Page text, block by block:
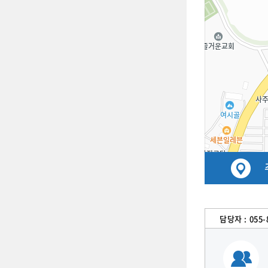
담당자 : 055-